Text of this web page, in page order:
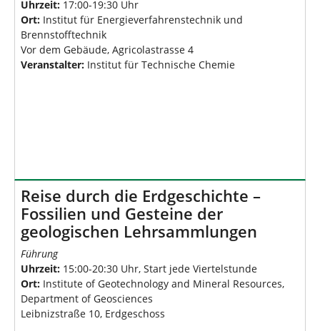
Uhrzeit: 17:00-19:30 Uhr
Ort: Institut für Energieverfahrenstechnik und
Brennstofftechnik
Vor dem Gebäude, Agricolastrasse 4
Veranstalter: Institut für Technische Chemie
Reise durch die Erdgeschichte –
Fossilien und Gesteine der
geologischen Lehrsammlungen
Führung
Uhrzeit: 15:00-20:30 Uhr, Start jede Viertelstunde
Ort: Institute of Geotechnology and Mineral Resources,
Department of Geosciences
Leibnizstraße 10, Erdgeschoss